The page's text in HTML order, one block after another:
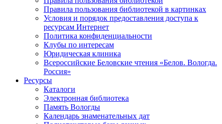
Правила пользования библиотекой в картинках
Условия и порядок предоставления доступа к
ресурсам Интернет
Политика конфиденциальности
Клубы по интересам
Юридическая клиника
Всероссийские Беловские чтения «Белов. Вологда.
Россия»
Ресурсы
Каталоги
Электронная библиотека
Память Вологды
Календарь знаменательных дат